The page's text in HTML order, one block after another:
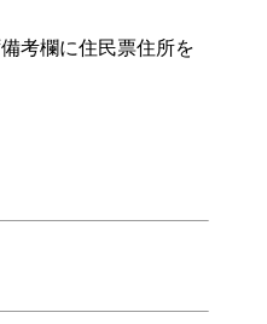
考欄に住民票住所を